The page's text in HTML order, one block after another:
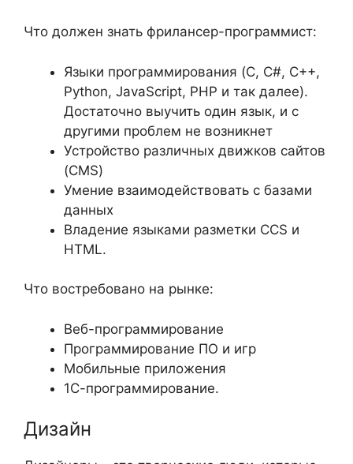
Что должен знать фрилансер-программист:
Языки программирования (C, C#, C++,
Python, JavaScript, PHP и так далее).
Достаточно выучить один язык, и с
другими проблем не возникнет
Устройство различных движков сайтов
(CMS)
Умение взаимодействовать с базами
данных
Владение языками разметки CCS и
HTML.
Что востребовано на рынке:
Веб-программирование
Программирование ПО и игр
Мобильные приложения
1С-программирование.
Дизайн